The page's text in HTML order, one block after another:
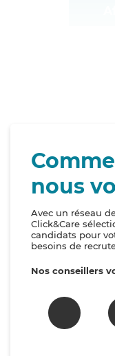
nous
Avec un réseau
Click&Care
candidats pour
besoins de
Nos conseillers